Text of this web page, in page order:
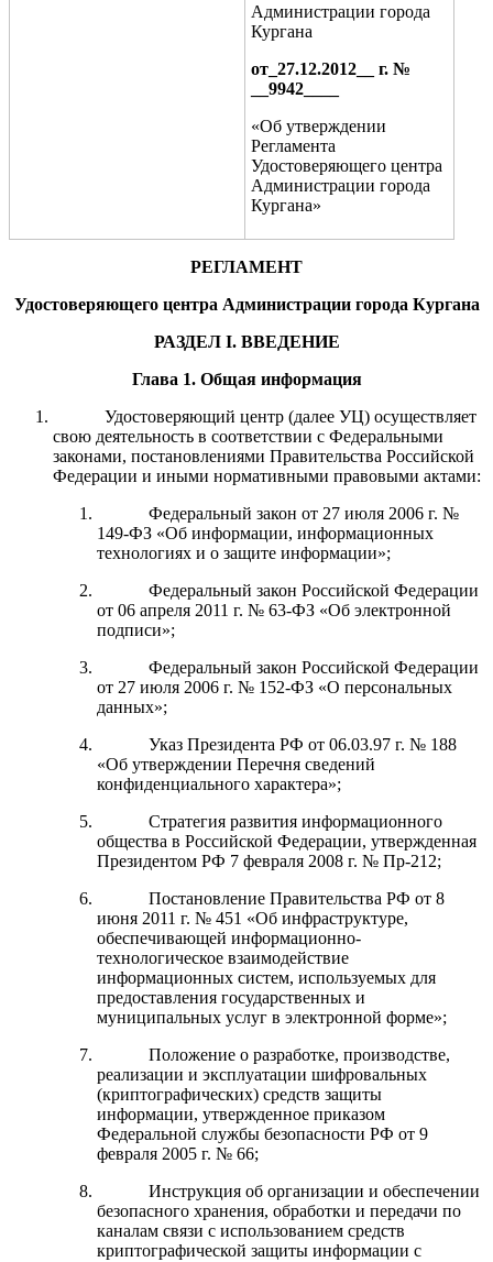
Администрации города
Кургана
от_ 27.12.2012
_ г. №
9942
«Об утверждении
Регламента
Удостоверяющего центра
Администрации города
Кургана»
РЕГЛАМЕНТ
Удостоверяющего центра Администрации города Кургана
РАЗДЕЛ I. ВВЕДЕНИЕ
Глава 1. Общая информация
Удостоверяющий центр (далее УЦ) осуществляет
свою деятельность в соответствии с Федеральными
законами, постановлениями Правительства Российской
Федерации и иными нормативными правовыми актами:
Федеральный закон от 27 июля 2006 г. №
149-ФЗ «Об информации, информационных
технологиях и о защите информации»;
Федеральный закон Российской Федерации
от 06 апреля 2011 г. № 63-ФЗ «Об электронной
подписи»;
Федеральный закон Российской Федерации
от 27 июля 2006 г. № 152-ФЗ «О персональных
данных»;
Указ Президента РФ от 06.03.97 г. № 188
«Об утверждении Перечня сведений
конфиденциального характера»;
Стратегия развития информационного
общества в Российской Федерации, утвержденная
Президентом РФ 7 февраля 2008 г. № Пр-212;
Постановление Правительства РФ от 8
июня 2011 г. № 451 «Об инфраструктуре,
обеспечивающей информационно-
технологическое взаимодействие
информационных систем, используемых для
предоставления государственных и
муниципальных услуг в электронной форме»;
Положение о разработке, производстве,
реализации и эксплуатации шифровальных
(криптографических) средств защиты
информации, утвержденное приказом
Федеральной службы безопасности РФ от 9
февраля 2005 г. № 66;
Инструкция об организации и обеспечении
безопасного хранения, обработки и передачи по
каналам связи с использованием средств
криптографической защиты информации с